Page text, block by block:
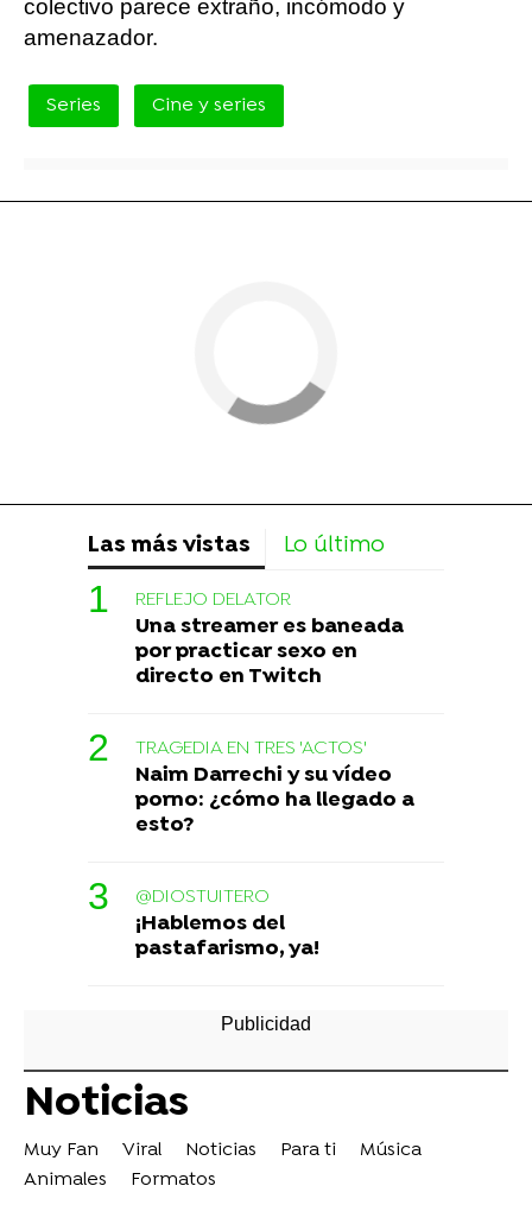
colectivo parece extraño, incómodo y
amenazador.
Series Cine y series
Las más vistas Lo último
REFLEJO DELATOR
Una streamer es baneada
por practicar sexo en
directo en Twitch
TRAGEDIA EN TRES 'ACTOS'
Naim Darrechi y su vídeo
porno: ¿cómo ha llegado a
esto?
@DIOSTUITERO
¡Hablemos del
pastafarismo, ya!
Noticias
Muy Fan Viral Noticias Para ti
Música
Animales
Formatos